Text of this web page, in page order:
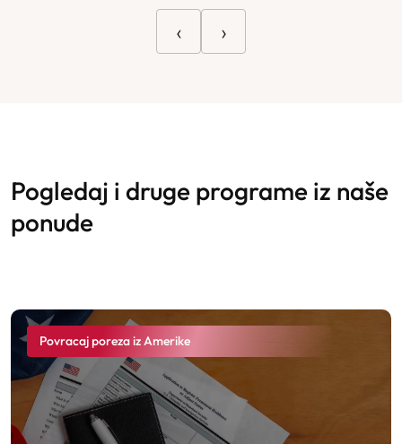
‹ ›
pogledaj i druge programe iz naše
ponude
Povracaj poreza iz Amerike